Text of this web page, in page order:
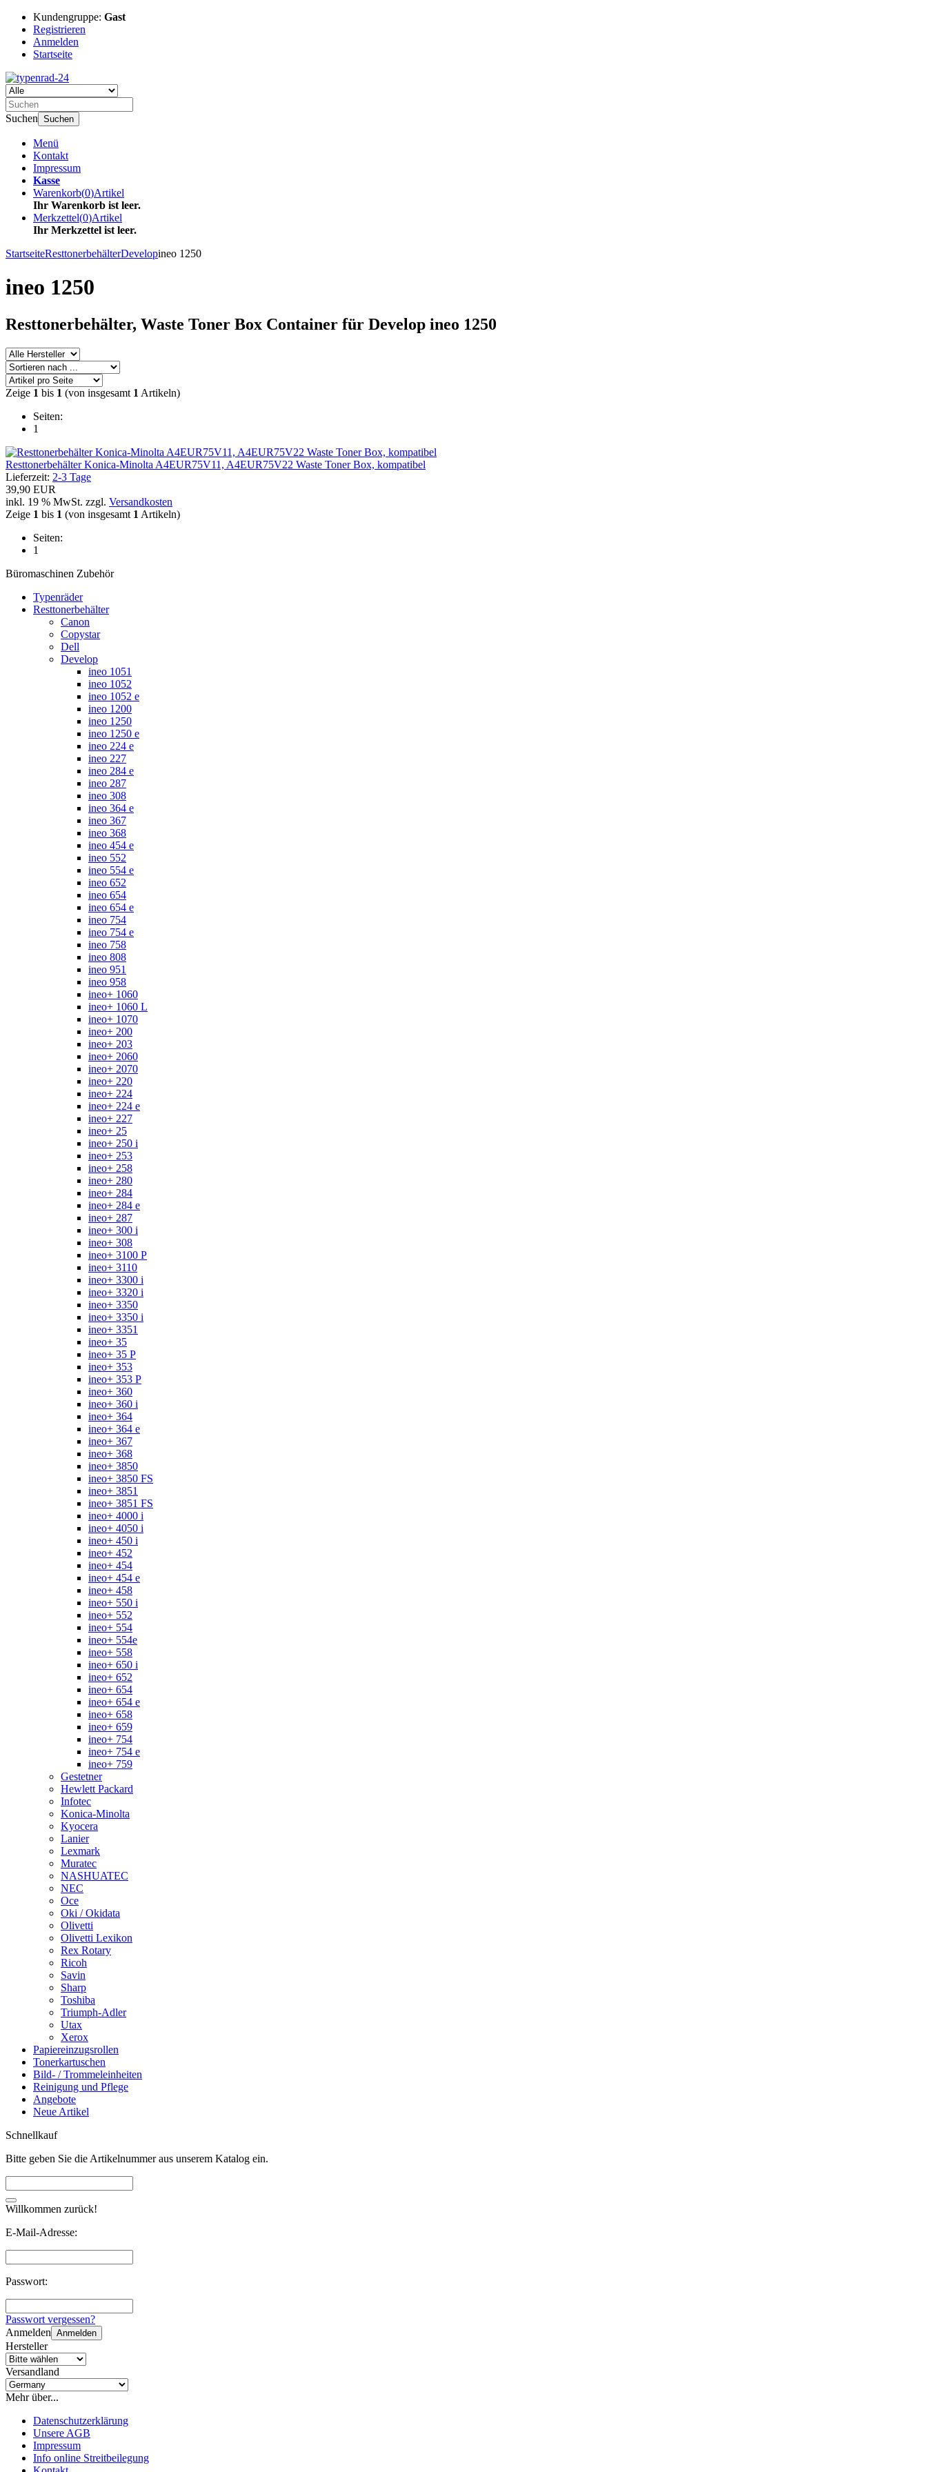
Kundengruppe: Gast
Registrieren
Anmelden
Startseite
Suchen Suchen
Menü
Kontakt
Impressum
Kasse
Warenkorb(0)Artikel
Ihr Warenkorb ist leer.
Merkzettel(0)Artikel
Ihr Merkzettel ist leer.
StartseiteResttonerbehälterDevelopineo 1250
ineo 1250
Resttonerbehälter, Waste Toner Box Container für Develop ineo 1250
Zeige 1 bis 1 (von insgesamt 1 Artikeln)
Seiten:
1
Resttonerbehälter Konica-Minolta A4EUR75V11, A4EUR75V22 Waste Toner Box, kompatibel
Lieferzeit: 2-3 Tage
39,90 EUR
inkl. 19 % MwSt. zzgl. Versandkosten
Zeige 1 bis 1 (von insgesamt 1 Artikeln)
Seiten:
1
Büromaschinen Zubehör
Typenräder
Resttonerbehälter
Canon
Copystar
Dell
Develop
ineo 1051
ineo 1052
ineo 1052 e
ineo 1200
ineo 1250
ineo 1250 e
ineo 224 e
ineo 227
ineo 284 e
ineo 287
ineo 308
ineo 364 e
ineo 367
ineo 368
ineo 454 e
ineo 552
ineo 554 e
ineo 652
ineo 654
ineo 654 e
ineo 754
ineo 754 e
ineo 758
ineo 808
ineo 951
ineo 958
ineo+ 1060
ineo+ 1060 L
ineo+ 1070
ineo+ 200
ineo+ 203
ineo+ 2060
ineo+ 2070
ineo+ 220
ineo+ 224
ineo+ 224 e
ineo+ 227
ineo+ 25
ineo+ 250 i
ineo+ 253
ineo+ 258
ineo+ 280
ineo+ 284
ineo+ 284 e
ineo+ 287
ineo+ 300 i
ineo+ 308
ineo+ 3100 P
ineo+ 3110
ineo+ 3300 i
ineo+ 3320 i
ineo+ 3350
ineo+ 3350 i
ineo+ 3351
ineo+ 35
ineo+ 35 P
ineo+ 353
ineo+ 353 P
ineo+ 360
ineo+ 360 i
ineo+ 364
ineo+ 364 e
ineo+ 367
ineo+ 368
ineo+ 3850
ineo+ 3850 FS
ineo+ 3851
ineo+ 3851 FS
ineo+ 4000 i
ineo+ 4050 i
ineo+ 450 i
ineo+ 452
ineo+ 454
ineo+ 454 e
ineo+ 458
ineo+ 550 i
ineo+ 552
ineo+ 554
ineo+ 554e
ineo+ 558
ineo+ 650 i
ineo+ 652
ineo+ 654
ineo+ 654 e
ineo+ 658
ineo+ 659
ineo+ 754
ineo+ 754 e
ineo+ 759
Gestetner
Hewlett Packard
Infotec
Konica-Minolta
Kyocera
Lanier
Lexmark
Muratec
NASHUATEC
NEC
Oce
Oki / Okidata
Olivetti
Olivetti Lexikon
Rex Rotary
Ricoh
Savin
Sharp
Toshiba
Triumph-Adler
Utax
Xerox
Papiereinzugsrollen
Tonerkartuschen
Bild- / Trommeleinheiten
Reinigung und Pflege
Angebote
Neue Artikel
Schnellkauf
Bitte geben Sie die Artikelnummer aus unserem Katalog ein.
Willkommen zurück!
E-Mail-Adresse:
Passwort:
Passwort vergessen?
Anmelden Anmelden
Hersteller
Versandland
Mehr über...
Datenschutzerklärung
Unsere AGB
Impressum
Info online Streitbeilegung